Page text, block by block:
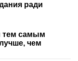
ради
тем самым
чем